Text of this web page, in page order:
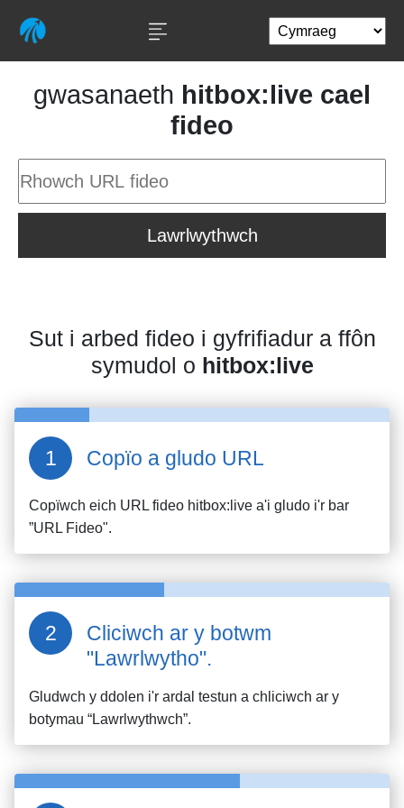
gwasanaeth hitbox:live cael
fideo
Lawrlwythwch
Sut i arbed fideo i gyfrifiadur a ffôn
symudol o hitbox:live
Copïo a gludo URL
Copïwch eich URL fideo hitbox:live a'i gludo i'r bar
”URL Fideo".
Cliciwch ar y botwm
"Lawrlwytho".
Gludwch y ddolen i'r ardal testun a chliciwch ar y
botymau “Lawrlwythwch”.